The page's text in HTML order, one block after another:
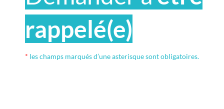
rappelé(e)
* les champs marqués d’une asterisque sont obligatoires.